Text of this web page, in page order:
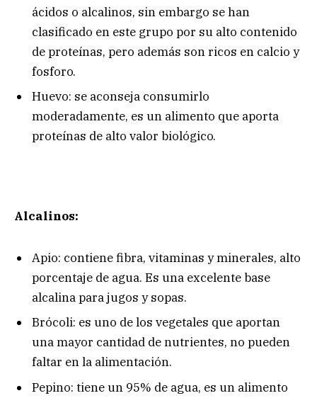
ácidos o alcalinos, sin embargo se han
clasificado en este grupo por su alto contenido
de proteínas, pero además son ricos en calcio y
fosforo.
Huevo: se aconseja consumirlo
moderadamente, es un alimento que aporta
proteínas de alto valor biológico.
Alcalinos:
Apio: contiene fibra, vitaminas y minerales, alto
porcentaje de agua. Es una excelente base
alcalina para jugos y sopas.
Brócoli: es uno de los vegetales que aportan
una mayor cantidad de nutrientes, no pueden
faltar en la alimentación.
Pepino: tiene un 95% de agua, es un alimento